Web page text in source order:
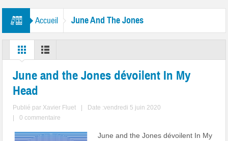
Accueil June And The Jones
June and the Jones dévoilent In My
Head
Publié par Xavier Fluet
Date :vendredi 5 juin 2020
0 commentaire
June and the Jones dévoilent In My